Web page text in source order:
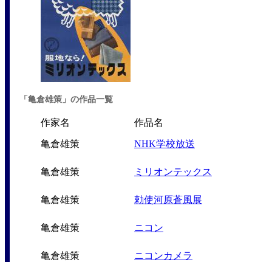
「亀倉雄策」の作品一覧
作家名 作品名
亀倉雄策 NHK学校放送
亀倉雄策 ミリオンテックス
亀倉雄策 勅使河原蒼風展
亀倉雄策 ニコン
亀倉雄策 ニコンカメラ